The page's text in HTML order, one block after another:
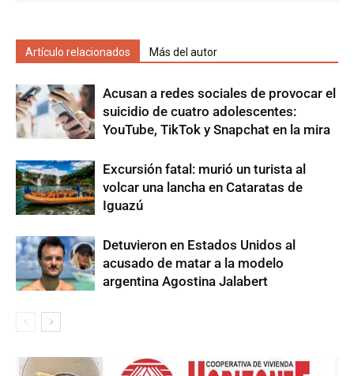
Artículo relacionados Más del autor
Acusan a redes sociales de provocar el
suicidio de cuatro adolescentes:
YouTube, TikTok y Snapchat en la mira
Excursión fatal: murió un turista al
volcar una lancha en Cataratas de
Iguazú
Detuvieron en Estados Unidos al
acusado de matar a la modelo
argentina Agostina Jalabert